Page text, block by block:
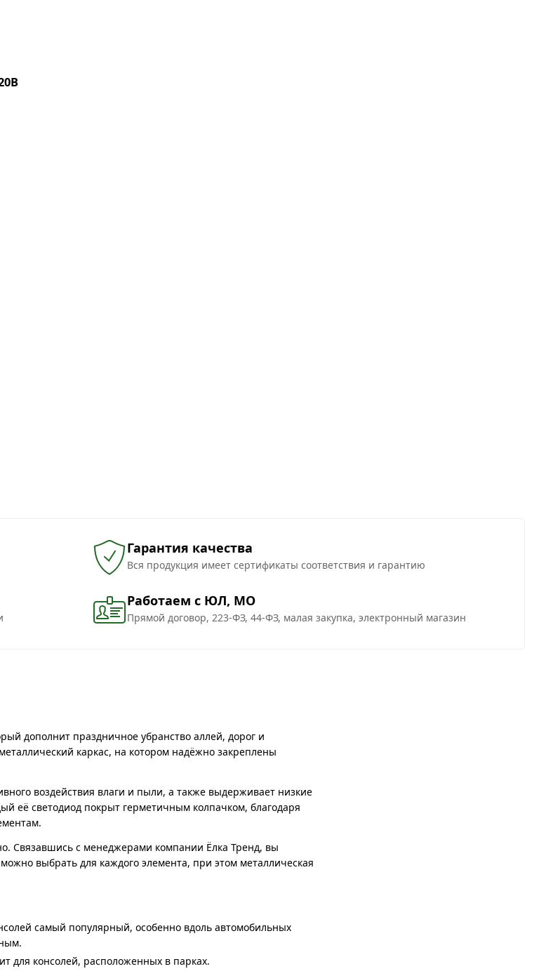
Гарантия качества
Вся продукция имеет сертификаты соответствия и гарантию
Работаем с ЮЛ, МО
Прямой договор, 223-ФЗ, 44-ФЗ, малая закупка, электронный магазин
дополнит праздничное убранство аллей, дорог и
каркас, на котором надёжно закреплены
воздействия влаги и пыли, а также выдерживает низкие
её светодиод покрыт герметичным колпачком, благодаря
Связавшись с менеджерами компании Ёлка Тренд, вы
выбрать для каждого элемента, при этом металлическая
самый популярный, особенно вдоль автомобильных
для консолей, расположенных в парках.